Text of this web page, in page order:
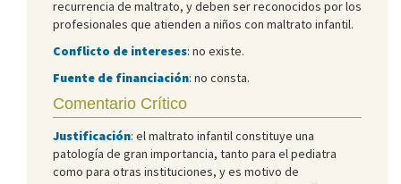
recurrencia de maltrato, y deben ser reconocidos por los
profesionales que atienden a niños con maltrato infantil.
Conflicto de intereses: no existe.
Fuente de financiación: no consta.
Comentario Crítico
Justificación: el maltrato infantil constituye una
patología de gran importancia, tanto para el pediatra
como para otras instituciones, y es motivo de